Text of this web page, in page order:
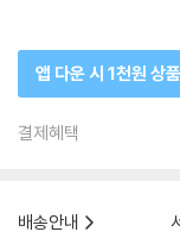
앱 다운 시 1천원 상
결제혜택
배송안내